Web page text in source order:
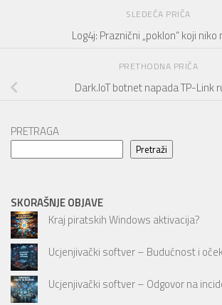
SLEDEĆA PRIČA
Log4j: Praznični „poklon“ koji niko
PRETHODNA PRIČA
Dark.IoT botnet napada TP-Link
PRETRAGA
Pretraži
SKORAŠNJE OBJAVE
Kraj piratskih Windows aktivacija?
Ucjenjivački softver – Budućnost i
Ucjenjivački softver – Odgovor na